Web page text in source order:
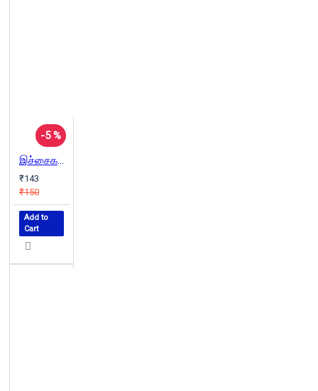
-5 %
இச்சைகளின் இருள்வெளி
₹143
₹150
Add to
Cart